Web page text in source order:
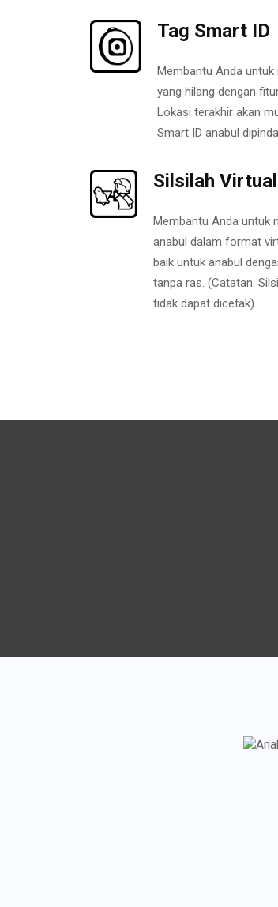
Tag Smart ID
Membantu Anda untuk
yang hilang dengan
Lokasi terakhir akan
Smart ID anabul
Silsilah Virtual
Membantu Anda untuk
anabul dalam format
baik untuk anabul
tanpa ras. (Catatan:
tidak dapat dicetak).